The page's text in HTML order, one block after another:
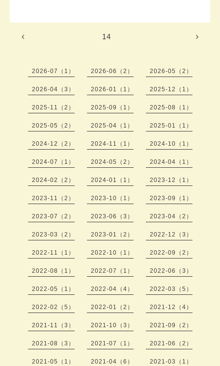
14
2026-07（1） 2026-06（2） 2026-05（2）
2026-04（3） 2026-01（1） 2025-12（1）
2025-11（2） 2025-09（1） 2025-08（1）
2025-05（2） 2025-04（1） 2025-01（1）
2024-12（2） 2024-11（1） 2024-10（1）
2024-07（1） 2024-05（2） 2024-04（1）
2024-02（2） 2024-01（1） 2023-12（1）
2023-11（2） 2023-10（1） 2023-09（1）
2023-07（2） 2023-06（3） 2023-04（2）
2023-03（2） 2023-01（2） 2022-12（3）
2022-11（1） 2022-10（1） 2022-09（2）
2022-08（1） 2022-07（1） 2022-06（3）
2022-05（1） 2022-04（4） 2022-03（5）
2022-02（5） 2022-01（2） 2021-12（4）
2021-11（3） 2021-10（3） 2021-09（2）
2021-08（3） 2021-07（1） 2021-06（2）
2021-05（1） 2021-04（6） 2021-03（1）